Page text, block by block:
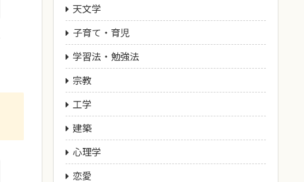
天文学
子育て・育児
学習法・勉強法
宗教
工学
建築
心理学
恋愛